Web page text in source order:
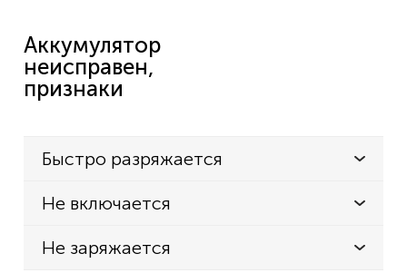
Аккумулятор
неисправен,
признаки
Быстро разряжается
Не включается
Не заряжается